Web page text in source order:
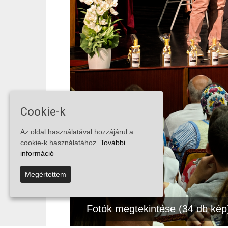
Fotók megtekintése (34 db
Cookie-k
Az oldal használatával hozzájárul a
cookie-k használatához. További
információ
Megértettem